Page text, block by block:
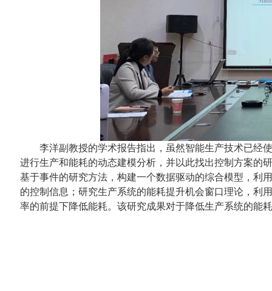
李洋副教授的学术报告指出，虽然智能生产技术已经
进行生产和能耗的动态建模分析，并以此找出控制方案的
基于事件的研究方法，构建一个数据驱动的综合模型，利
的控制信息；研究生产系统的能耗提升机会窗口理论，利
率的前提下降低能耗。该研究成果对于降低生产系统的能